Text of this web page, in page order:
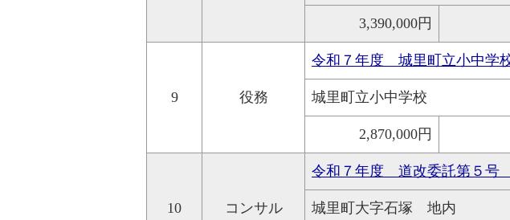
3,390,000円
9 役務
令和７年度 城里町立小中学
城里町立小中学校
2,870,000円
10 コンサル
令和７年度 道改委託第５号
城里町大字石塚 地内